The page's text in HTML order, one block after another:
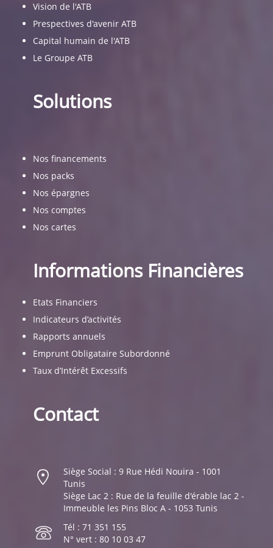
Vision de l'ATB
Prespectives d'avenir ATB
Capital humain de l'ATB
Le Groupe ATB
Solutions
Nos financements
Nos packs
Nos épargnes
Nos comptes
Nos cartes
Informations Financières
Etats Financiers
Indicateurs d’activités
Rapports annuels
Emprunt Obligataire Subordonné
Taux d’Intérêt Excessifs
Contact
Siège Social : 9 Rue Hédi Nouira - 1001
Tunis
Siège Lac 2 : Rue de la feuille d'érable lac 2 -
Immeuble les Pins Bloc A - 1053 Tunis
Tél : 71 351 155
N° vert : 80 10 03 47